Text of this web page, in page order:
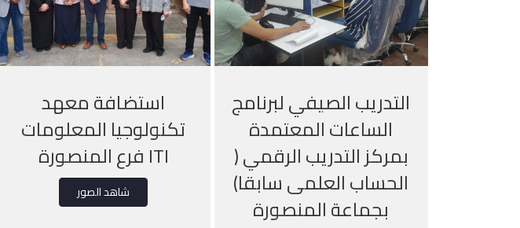
التدريب الصيفي لبرنامج
الساعات المعتمدة
بمركز التدريب الرقمي (
الحساب العلمى سابقا)
بجماعة المنصورة
استضافة معهد
تكنولوجيا المعلومات
ITI فرع المنصورة
شاهد الصور